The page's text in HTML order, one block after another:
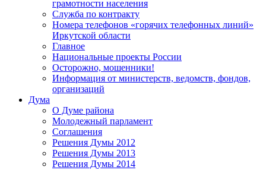
грамотности населения
Служба по контракту
Номера телефонов «горячих телефонных линий»
Иркутской области
Главное
Национальные проекты России
Осторожно, мошенники!
Информация от министерств, ведомств, фондов,
организаций
Дума
О Думе района
Молодежный парламент
Соглашения
Решения Думы 2012
Решения Думы 2013
Решения Думы 2014